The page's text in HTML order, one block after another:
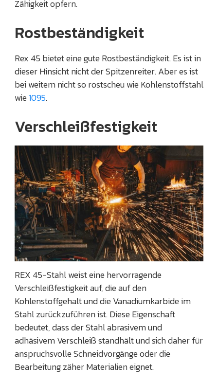
Zähigkeit opfern.
Rostbeständigkeit
Rex 45 bietet eine gute Rostbeständigkeit. Es ist in
dieser Hinsicht nicht der Spitzenreiter. Aber es ist
bei weitem nicht so rostscheu wie Kohlenstoffstahl
wie1095.
Verschleißfestigkeit
REX 45-Stahl weist eine hervorragende
Verschleißfestigkeit auf, die auf den
Kohlenstoffgehalt und die Vanadiumkarbide im
Stahl zurückzuführen ist. Diese Eigenschaft
bedeutet, dass der Stahl abrasivem und
adhäsivem Verschleiß standhält und sich daher für
anspruchsvolle Schneidvorgänge oder die
Bearbeitung zäher Materialien eignet.